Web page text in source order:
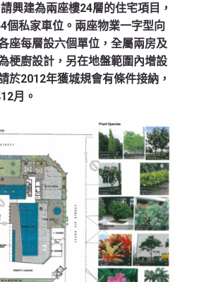
興建為兩座樓24層的住宅項目，
個私家車位。兩座物業一字型向
座每層設六個單位，全屬兩房及
梗廚設計，另在地盤範圍內增設
於2012年獲城規會有條件接納，
月。